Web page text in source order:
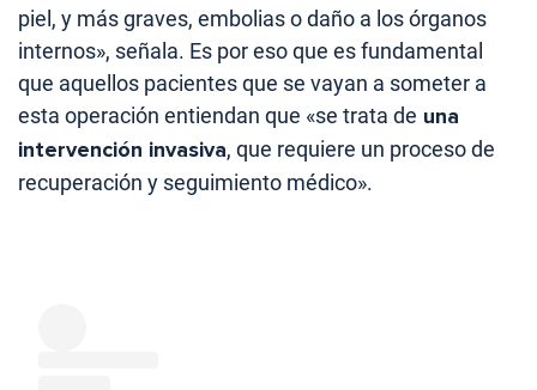
piel, y más graves, embolias o daño a los órganos
internos», señala. Es por eso que es fundamental
que aquellos pacientes que se vayan a someter a
esta operación entiendan que «se trata de una
intervención invasiva, que requiere un proceso de
recuperación y seguimiento médico».